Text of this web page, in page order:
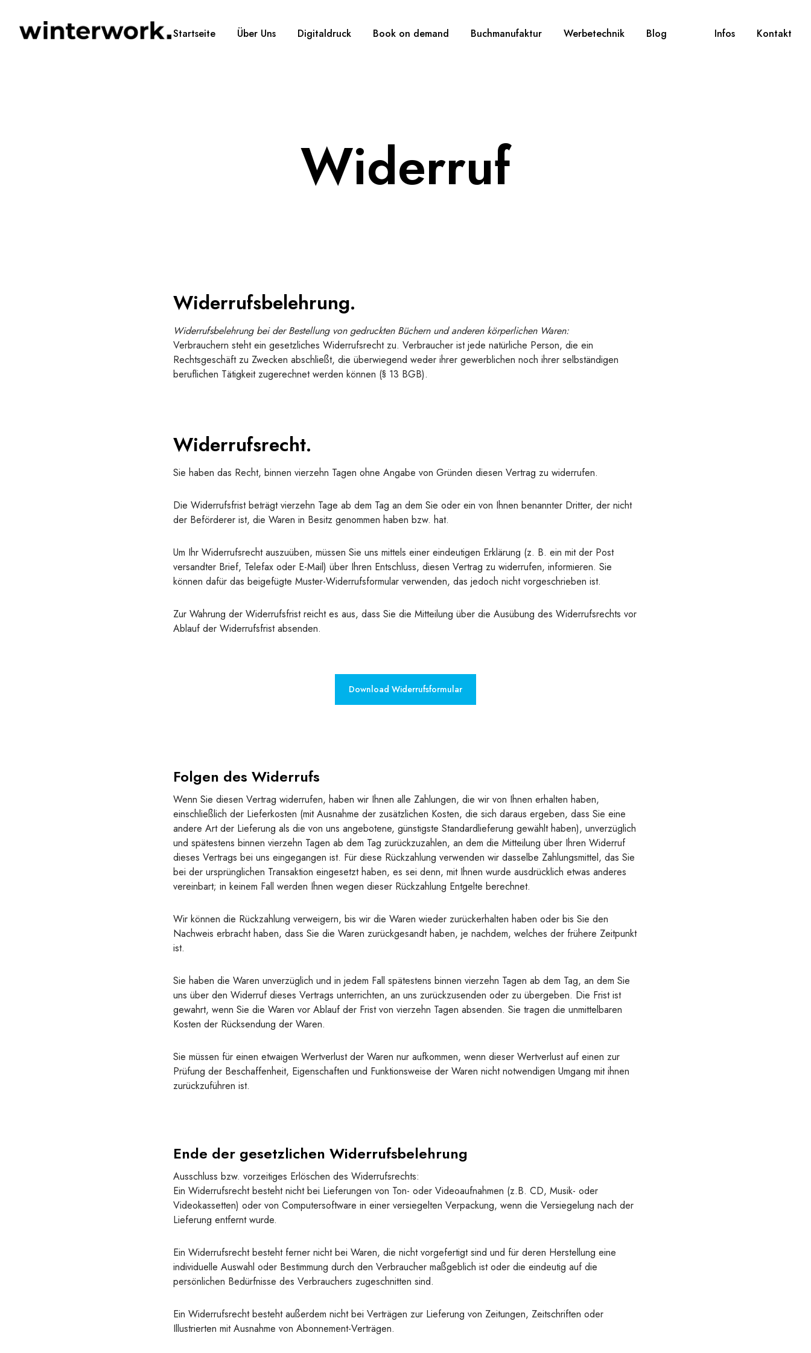
Startseite Über Uns Digitaldruck Book on demand Buchmanufaktur Werbetechnik Blog Infos Kontakt
Widerruf
Widerrufsbelehrung.
Widerrufsbelehrung bei der Bestellung von gedruckten Büchern und anderen körperlichen Waren:
Verbrauchern steht ein gesetzliches Widerrufsrecht zu. Verbraucher ist jede natürliche Person, die ein
Rechtsgeschäft zu Zwecken abschließt, die überwiegend weder ihrer gewerblichen noch ihrer selbständigen
beruflichen Tätigkeit zugerechnet werden können (§ 13 BGB).
Widerrufsrecht.
Sie haben das Recht, binnen vierzehn Tagen ohne Angabe von Gründen diesen Vertrag zu widerrufen.
Die Widerrufsfrist beträgt vierzehn Tage ab dem Tag an dem Sie oder ein von Ihnen benannter Dritter, der nicht
der Beförderer ist, die Waren in Besitz genommen haben bzw. hat.
Um Ihr Widerrufsrecht auszuüben, müssen Sie uns mittels einer eindeutigen Erklärung (z. B. ein mit der Post
versandter Brief, Telefax oder E-Mail) über Ihren Entschluss, diesen Vertrag zu widerrufen, informieren. Sie
können dafür das beigefügte Muster-Widerrufsformular verwenden, das jedoch nicht vorgeschrieben ist.
Zur Wahrung der Widerrufsfrist reicht es aus, dass Sie die Mitteilung über die Ausübung des Widerrufsrechts vor
Ablauf der Widerrufsfrist absenden.
Download Widerrufsformular
Folgen des Widerrufs
Wenn Sie diesen Vertrag widerrufen, haben wir Ihnen alle Zahlungen, die wir von Ihnen erhalten haben,
einschließlich der Lieferkosten (mit Ausnahme der zusätzlichen Kosten, die sich daraus ergeben, dass Sie eine
andere Art der Lieferung als die von uns angebotene, günstigste Standardlieferung gewählt haben), unverzüglich
und spätestens binnen vierzehn Tagen ab dem Tag zurückzuzahlen, an dem die Mitteilung über Ihren Widerruf
dieses Vertrags bei uns eingegangen ist. Für diese Rückzahlung verwenden wir dasselbe Zahlungsmittel, das Sie
bei der ursprünglichen Transaktion eingesetzt haben, es sei denn, mit Ihnen wurde ausdrücklich etwas anderes
vereinbart; in keinem Fall werden Ihnen wegen dieser Rückzahlung Entgelte berechnet.
Wir können die Rückzahlung verweigern, bis wir die Waren wieder zurückerhalten haben oder bis Sie den
Nachweis erbracht haben, dass Sie die Waren zurückgesandt haben, je nachdem, welches der frühere Zeitpunkt
ist.
Sie haben die Waren unverzüglich und in jedem Fall spätestens binnen vierzehn Tagen ab dem Tag, an dem Sie
uns über den Widerruf dieses Vertrags unterrichten, an uns zurückzusenden oder zu übergeben. Die Frist ist
gewahrt, wenn Sie die Waren vor Ablauf der Frist von vierzehn Tagen absenden. Sie tragen die unmittelbaren
Kosten der Rücksendung der Waren.
Sie müssen für einen etwaigen Wertverlust der Waren nur aufkommen, wenn dieser Wertverlust auf einen zur
Prüfung der Beschaffenheit, Eigenschaften und Funktionsweise der Waren nicht notwendigen Umgang mit ihnen
zurückzuführen ist.
Ende der gesetzlichen Widerrufsbelehrung
Ausschluss bzw. vorzeitiges Erlöschen des Widerrufsrechts:
Ein Widerrufsrecht besteht nicht bei Lieferungen von Ton- oder Videoaufnahmen (z.B. CD, Musik- oder
Videokassetten) oder von Computersoftware in einer versiegelten Verpackung, wenn die Versiegelung nach der
Lieferung entfernt wurde.
Ein Widerrufsrecht besteht ferner nicht bei Waren, die nicht vorgefertigt sind und für deren Herstellung eine
individuelle Auswahl oder Bestimmung durch den Verbraucher maßgeblich ist oder die eindeutig auf die
persönlichen Bedürfnisse des Verbrauchers zugeschnitten sind.
Ein Widerrufsrecht besteht außerdem nicht bei Verträgen zur Lieferung von Zeitungen, Zeitschriften oder
Illustrierten mit Ausnahme von Abonnement-Verträgen.